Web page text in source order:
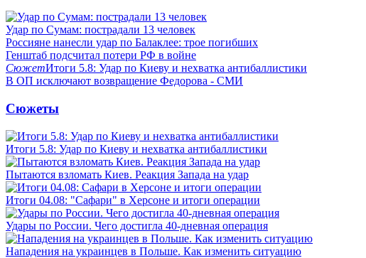
Удар по Сумам: пострадали 13 человек
Россияне нанесли удар по Балаклее: трое погибших
Генштаб подсчитал потери РФ в войне
СюжетИтоги 5.8: Удар по Киеву и нехватка антибаллистики
В ОП исключают возвращение Федорова - СМИ
Сюжеты
Итоги 5.8: Удар по Киеву и нехватка антибаллистики
Пытаются взломать Киев. Реакция Запада на удар
Итоги 04.08: "Сафари" в Херсоне и итоги операции
Удары по России. Чего достигла 40-дневная операция
Нападения на украинцев в Польше. Как изменить ситуацию